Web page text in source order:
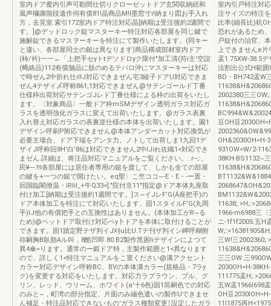
室内ドア蜜内引声可勘間仕切りクローゼットドア玄関収納続和
風声欄康階段遺作伺有償81!晶商品M!I墨窓寸i!納まり図お手入れ
方，去見室.索引172室内ドア特注対応晶[納期は受注後約2週間で
す。]@デッドロック錠マスターキー特注対応各部屋を同じ鍵で
施解錠できるマスヲーキーを特注にて製作いたします。(同キー
と違い、各部屋同士の鎚は異なります)商品構成部材室内ドア
(柿/衿)一一←「上把手セyトtデソドロyク限付"加工清(符i主'空誼
(蝿絡品)112有償舗品に肢のめるテバロ沖にマスターキーは対応
で時ぜん2中折れ仕illJ対応できまぜん宅3綾子ドアU対応できま
ぜん4テザイ〆呼称861;1対応できまぜん@サテンゴールド丁番
仕様枠出荷対応サテンゴJレド丁番仕様による枠の出荷をいたし
ます。〈対象商品〉一般ドア枠mSMデザイン透明ガラス対応ガ
ラスを透明強化ガラスに変えて出荷いたします。@ガラス表裏
入れ替え対応ガラスの表裏逆仕様の本体を出荷いたします。園1
デザイン呼刷P附応できません@本体アンダーカット対応換気が
必要主場合、ドア下端をアンタ力。ノトして出荷しま1九回1デ
ザイJ呼称回8H'白'86は対応できません2中lJiれ佐織1<対応でき
まゼん.詳細は、将注品対応マニュアルをご覧ください。..r--;:、
民¥---.!!I各部屋には居住者専用の鎚を渡して、しかも全ての部屋
の鍵を+一つの鎚で開けたい。eq聖〉こ竺ココ~-E・E・-ー置・
回国臨閣僚温・IRliI_+牛Q33<]."院付京11"指定@ドア本体丸座取
付け加工[納期は受注後約1週間です。]ス~イJレF'G(Á座把手)の
ドア本体加工を特注にて対応いたします。固1スタイルF'G(丸岡
手)IJ他の有償把手との互換性はありません。(本体加工がR~る
ため)@ペットドア取付け対応ベy卜ドアを本体に取付けることが
できます。固1蹟定野テザ判イJ刈u比U.Tテ刊ザ判イン岬呼糊附
祢嗣胸B臥肋Aル叫，8酷凹即.80.B2製作箆困Iiテザインによつて
異4傘=ります。通常のー鍛ドア特，主製作範囲と1<異なります
ので、詳しく1<特注マニュアルをこ置ください@溝アクセント
カラー対応デザイン呼称BC、BVの本体溝カラー(規格品・7ラy
ク)を変更する対応をいたします。対応力ラブラウン、ブル、グ
リン、レッド、ウリーム、ホワイト(a'十6色)固1筒嗣色での対応
のみと~，町湾の部分指定、片面のみ緬色遣いの製作Uできませ
ん補足・特注品対応できないもの'ガラス種類変更￨設定したガラ
室内引戸特注対
注サイズの特注
比率(細長比)杭
恐れがあるため
戸錠付の治官、
上できませんe片
孟1.75XW-38.5
法割出公式H範
BD・BH742孟W
2002380三三
豆OH豆
OH&2030OH=H-
931OW=W/2-
38KH-BS1132~
1966-m6988三〈
ニ-1f1f2005:五H
三W!三
三三OW:三
2030OH=H-
111775孟
五W孟1966I698
OH豆
11I1875再